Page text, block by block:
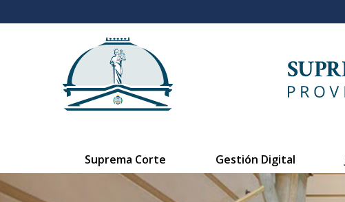
Suprema Corte Gestión Digital